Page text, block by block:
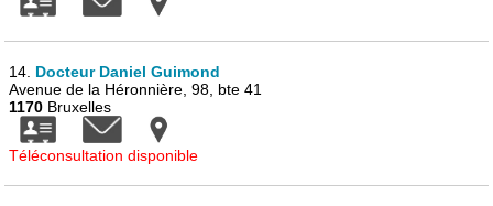
14. Docteur Daniel Guimond
Avenue de la Héronnière, 98, bte 41
1170 Bruxelles
Téléconsultation disponible